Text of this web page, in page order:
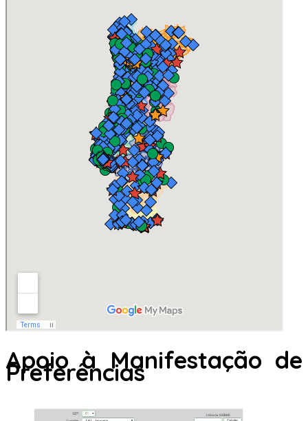
Apoio à Manifestação de
Preferências